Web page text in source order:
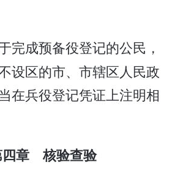
完成预备役登记的公民，
设区的市、市辖区人民政
在兵役登记凭证上注明相
四章 核验查验